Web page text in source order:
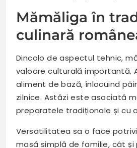
Mămăliga în
culinară
Dincolo de aspectul tehnic,
valoare culturală importantă.
aliment de bază, înlocuind
zilnice. Astăzi este asociată
preparatele tradiționale și cu
Versatilitatea sa o face
masă simplă de familie, cât și